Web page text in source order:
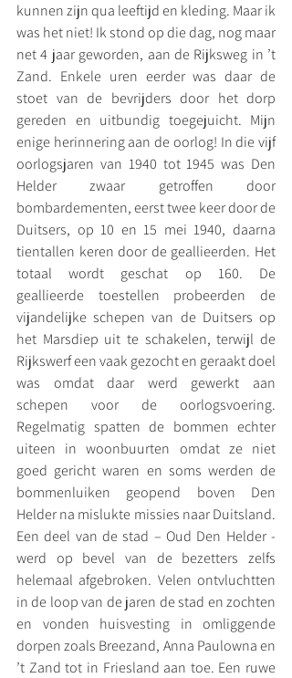
kunnen zijn qua leeftijd en kleding. Maar ik
was het niet! Ik stond op die dag, nog maar
net 4 jaar geworden, aan de Rijksweg in ’t
Zand. Enkele uren eerder was daar de
stoet van de bevrijders door het dorp
gereden en uitbundig toegejuicht. Mijn
enige herinnering aan de oorlog! In die vijf
oorlogsjaren van 1940 tot 1945 was Den
Helder zwaar getroffen door
bombardementen, eerst twee keer door de
Duitsers, op 10 en 15 mei 1940, daarna
tientallen keren door de geallieerden. Het
totaal wordt geschat op 160. De
geallieerde toestellen probeerden de
vijandelijke schepen van de Duitsers op
het Marsdiep uit te schakelen, terwijl de
Rijkswerf een vaak gezocht en geraakt doel
was omdat daar werd gewerkt aan
schepen voor de oorlogsvoering.
Regelmatig spatten de bommen echter
uiteen in woonbuurten omdat ze niet
goed gericht waren en soms werden de
bommenluiken geopend boven Den
Helder na mislukte missies naar Duitsland.
Een deel van de stad – Oud Den Helder -
werd op bevel van de bezetters zelfs
helemaal afgebroken. Velen ontvluchtten
in de loop van de jaren de stad en zochten
en vonden huisvesting in omliggende
dorpen zoals Breezand, Anna Paulowna en
’t Zand tot in Friesland aan toe. Een ruwe